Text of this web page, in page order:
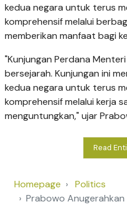
kedua negara untuk terus
komprehensif melalui
memberikan manfaat bagi
"Kunjungan Perdana
bersejarah. Kunjungan ini
kedua negara untuk terus
komprehensif melalui kerja
menguntungkan," ujar
Read
Homepage
Politics
Prabowo Anugerahkan